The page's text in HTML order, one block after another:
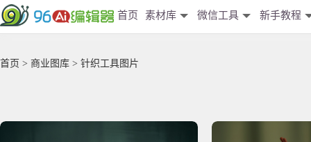
首页 素材库 微信工具 新手教程
首页 > 商业图库 > 针织工具图片